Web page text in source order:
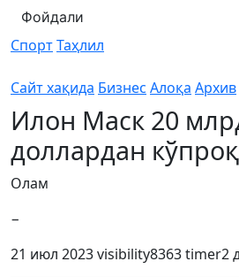
Фойдали
СпортТаҳлил
Сайт хақида Бизнес Алоқа Архив
Илон Маск 20
доллардан
Олам
−
21 июл 2023visibility8363timer2